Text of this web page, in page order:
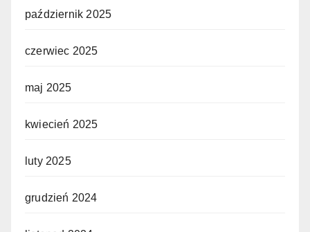
październik 2025
czerwiec 2025
maj 2025
kwiecień 2025
luty 2025
grudzień 2024